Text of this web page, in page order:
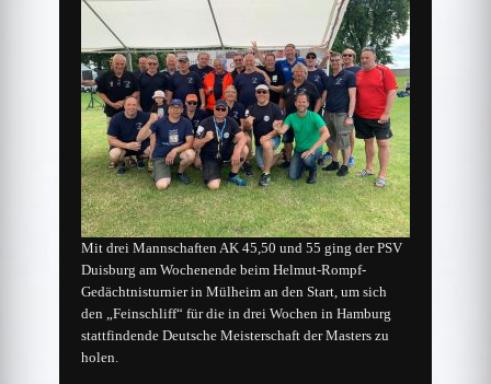
Mit drei Mannschaften AK 45,50 und 55 ging der PSV
Duisburg am Wochenende beim Helmut-Rompf-
Gedächtnisturnier in Mülheim an den Start, um sich
den „Feinschliff“ für die in drei Wochen in Hamburg
stattfindende Deutsche Meisterschaft der Masters zu
holen.